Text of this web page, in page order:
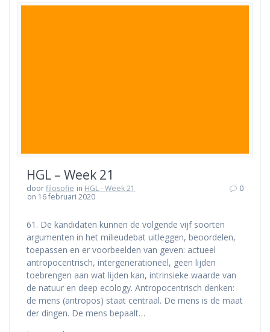
HGL – Week 21
doorfilosofie in HGL - Week 21
on 16 februari 2020
0
61. De kandidaten kunnen de volgende vijf soorten
argumenten in het milieudebat uitleggen, beoordelen,
toepassen en er voorbeelden van geven: actueel
antropocentrisch, intergenerationeel, geen lijden
toebrengen aan wat lijden kan, intrinsieke waarde van
de natuur en deep ecology. Antropocentrisch denken:
de mens (antropos) staat centraal. De mens is de maat
der dingen. De mens bepaalt…